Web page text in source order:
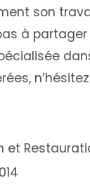
son
à